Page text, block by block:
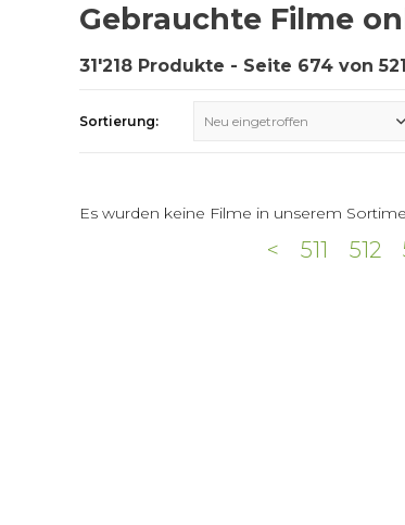
Gebrauchte Filme
31'218 Produkte - Seite 674 von 521
Sortierung: Neu eingetroffen
Es wurden keine Filme in unserem
< 511 512